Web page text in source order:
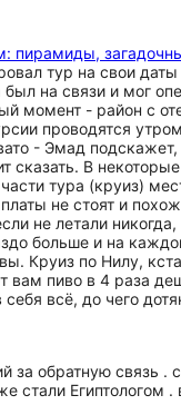
пирамиды,
тур на свои
был на связи и мог
момент - район с
проводятся
- Эмад
сказать. В
тура (круиз)
не стоят и
не летали
больше и на
Круиз по Нилу,
вам пиво в 4 раза
всё, до чего
обратную связь .
стали